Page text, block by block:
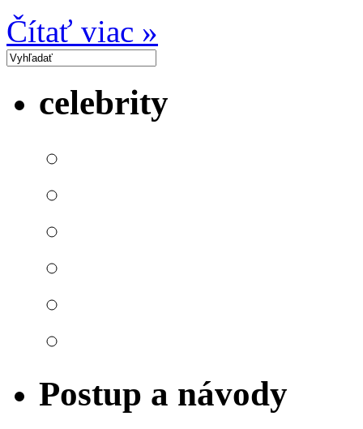
Čítať viac »
celebrity
Postup a návody